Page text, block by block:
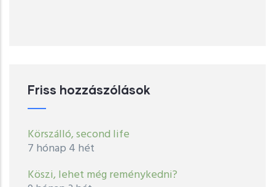
Friss hozzászólások
Körszálló, second life
7 hónap 4 hét
Köszi, lehet még reménykedni?